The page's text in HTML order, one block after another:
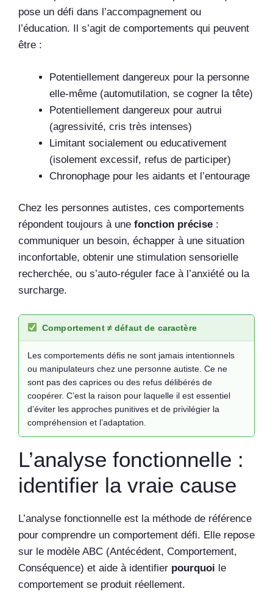
pose un défi dans l’accompagnement ou
l’éducation. Il s’agit de comportements qui peuvent
être :
Potentiellement dangereux pour la personne
elle-même (automutilation, se cogner la tête)
Potentiellement dangereux pour autrui
(agressivité, cris très intenses)
Limitant socialement ou educativement
(isolement excessif, refus de participer)
Chronophage pour les aidants et l’entourage
Chez les personnes autistes, ces comportements
répondent toujours à une fonction précise :
communiquer un besoin, échapper à une situation
inconfortable, obtenir une stimulation sensorielle
recherchée, ou s’auto-réguler face à l’anxiété ou la
surcharge.
Comportement ≠ défaut de caractère
Les comportements défis ne sont jamais intentionnels
ou manipulateurs chez une personne autiste. Ce ne
sont pas des caprices ou des refus délibérés de
coopérer. C’est la raison pour laquelle il est essentiel
d’éviter les approches punitives et de privilégier la
compréhension et l’adaptation.
L’analyse fonctionnelle :
identifier la vraie cause
L’analyse fonctionnelle est la méthode de référence
pour comprendre un comportement défi. Elle repose
sur le modèle ABC (Antécédent, Comportement,
Conséquence) et aide à identifier pourquoi le
comportement se produit réellement.